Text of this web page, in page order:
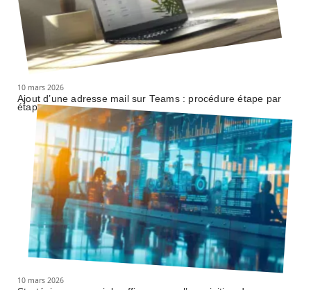
10 mars 2026
Ajout d’une adresse mail sur Teams : procédure étape par
étape
10 mars 2026